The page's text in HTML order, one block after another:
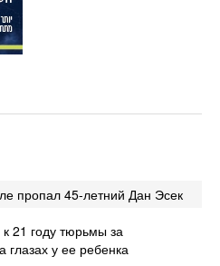
пропал 45-летний Дан Эсек
21 году тюрьмы за
у ее ребенка